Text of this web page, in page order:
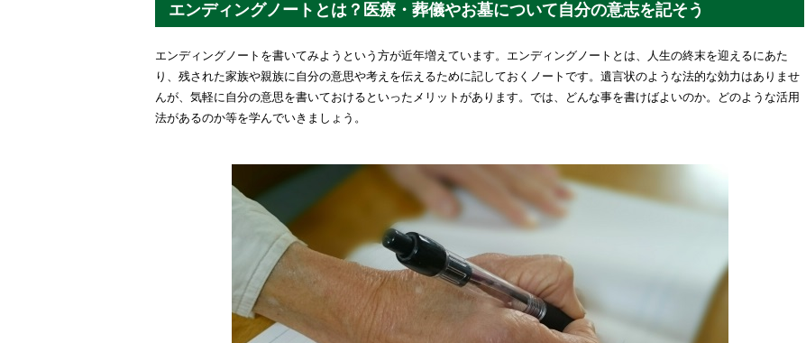
エンディングノートとは？医療・葬儀やお墓について自分の意志を記そう
エンディングノートを書いてみようという方が近年増えています。エンディングノートとは、人生の終末を迎えるにあた
り、残された家族や親族に自分の意思や考えを伝えるために記しておくノートです。遺言状のような法的な効力はありませ
んが、気軽に自分の意思を書いておけるといったメリットがあります。では、どんな事を書けばよいのか。どのような活用
法があるのか等を学んでいきましょう。